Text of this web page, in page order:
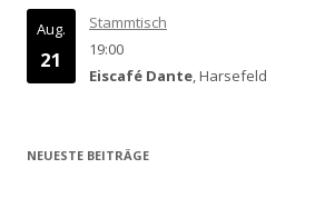
Aug.
21
Stammtisch
19:00
Eiscafé Dante, Harsefeld
NEUESTE BEITRÄGE